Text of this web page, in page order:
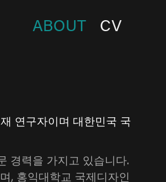
ABOUT CV
연구자이며 대한민국 국
경력을 가지고 있습니다.
, 홍익대학교 국제디자인